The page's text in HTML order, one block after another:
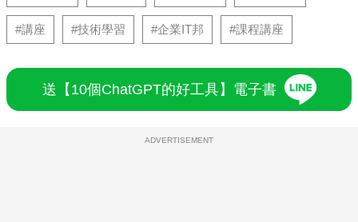
#講座 #技術學習 #企業IT邦 #課程講座
送【10個ChatGPT的好工具】電子書
ADVERTISEMENT